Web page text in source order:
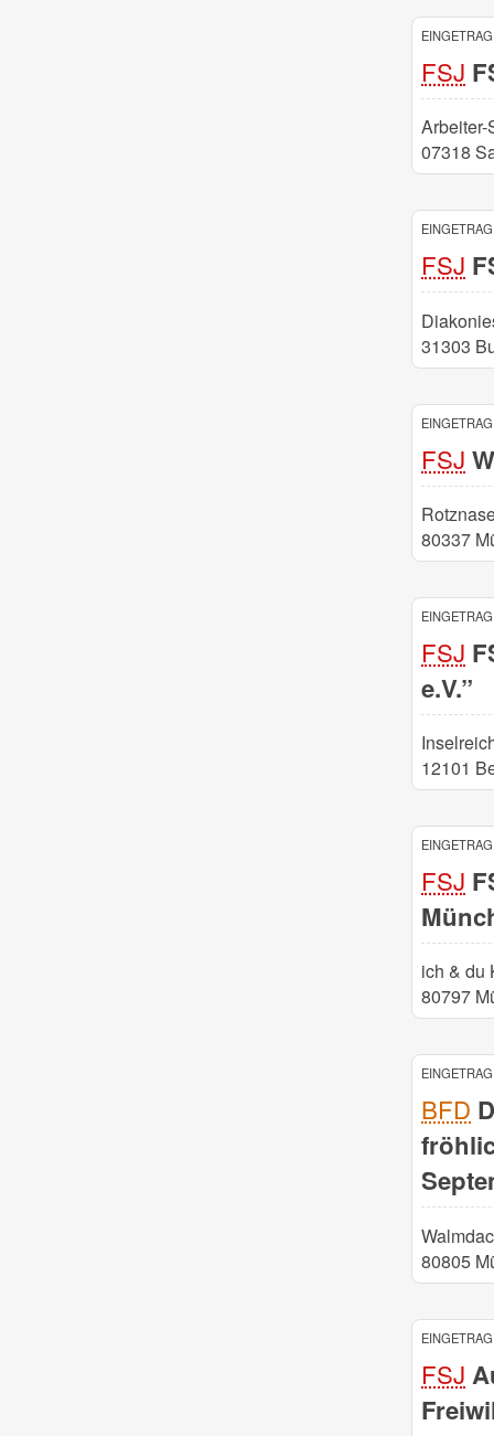
FSJ
Arbeiter-
07318
FSJ
31303
FSJ
80337
FSJ
e.V.”
12101
FSJ
ich & du
80797
BFD
80805
FSJ